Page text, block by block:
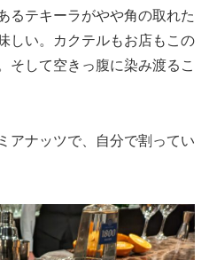
るテキーラがやや角の取れた
しい。カクテルもお店もこの
そして空きっ腹に染み渡るこ
アナッツで、自分で割ってい